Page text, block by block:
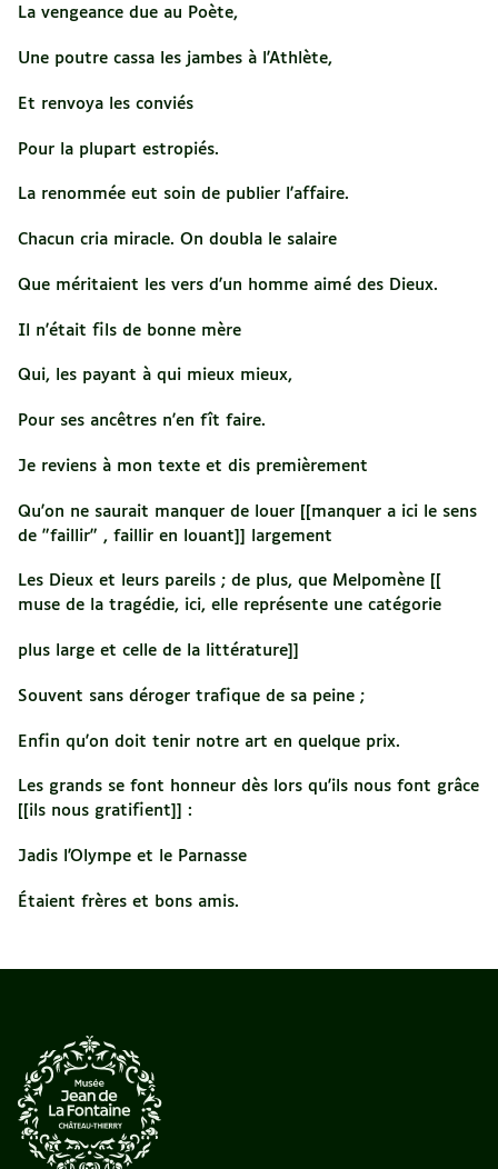
La vengeance due au Poète,
Une poutre cassa les jambes à l'Athlète,
Et renvoya les conviés
Pour la plupart estropiés.
La renommée eut soin de publier l'affaire.
Chacun cria miracle. On doubla le salaire
Que méritaient les vers d'un homme aimé des Dieux.
Il n'était fils de bonne mère
Qui, les payant à qui mieux mieux,
Pour ses ancêtres n'en fît faire.
Je reviens à mon texte et dis premièrement
Qu'on ne saurait manquer de louer [[manquer a ici le sens
de "faillir" , faillir en louant]] largement
Les Dieux et leurs pareils ; de plus, que Melpomène [[
muse de la tragédie, ici, elle représente une catégorie
plus large et celle de la littérature]]
Souvent sans déroger trafique de sa peine ;
Enfin qu'on doit tenir notre art en quelque prix.
Les grands se font honneur dès lors qu'ils nous font grâce
[[ils nous gratifient]] :
Jadis l'Olympe et le Parnasse
Étaient frères et bons amis.